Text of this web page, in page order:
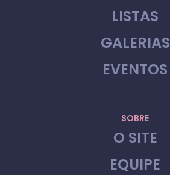
LISTAS
GALERIAS
EVENTOS
SOBRE
O SITE
EQUIPE